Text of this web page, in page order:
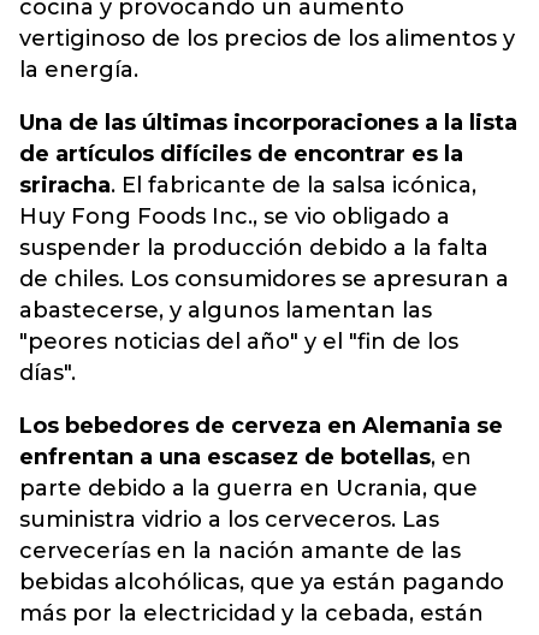
cocina y provocando un aumento
vertiginoso de los precios de los alimentos y
la energía.
Una de las últimas incorporaciones a la lista
de artículos difíciles de encontrar es la
sriracha. El fabricante de la salsa icónica,
Huy Fong Foods Inc., se vio obligado a
suspender la producción debido a la falta
de chiles. Los consumidores se apresuran a
abastecerse, y algunos lamentan las
"peores noticias del año" y el "fin de los
días".
Los bebedores de cerveza en Alemania se
enfrentan a una escasez de botellas, en
parte debido a la guerra en Ucrania, que
suministra vidrio a los cerveceros. Las
cervecerías en la nación amante de las
bebidas alcohólicas, que ya están pagando
más por la electricidad y la cebada, están